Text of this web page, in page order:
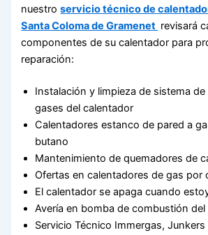
nuestroservicio técnico de
Santa Coloma de Gramenet revisará
componentes de su calentador para
reparación:
Instalación y limpieza de sistema
gases del calentador
Calentadores estanco de pared a
butano
Mantenimiento de quemadores de
Ofertas en calentadores de gas por
El calentador se apaga cuando
Avería en bomba de combustión
Servicio Técnico Immergas,